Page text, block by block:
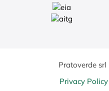
Pratoverde srl
Privacy Policy